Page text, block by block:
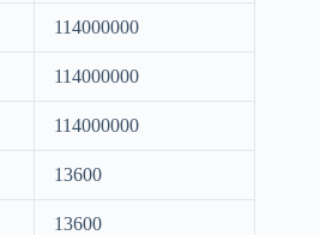
114000000
114000000
114000000
13600
13600